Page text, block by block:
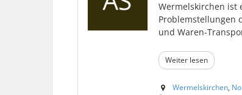
Wermelskirchen ist
Problemstellungen
und Waren-
Weiter lesen
Wermelskirchen,